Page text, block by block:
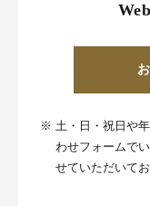
※ 土・日・祝日や
わせフォームで
せていただいてお